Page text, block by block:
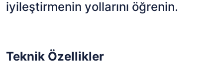
iyileştirmenin yollarını öğrenin.
Teknik Özellikler